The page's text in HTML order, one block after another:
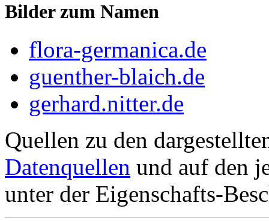
Bilder zum Namen
flora-germanica.de
guenther-blaich.de
gerhard.nitter.de
Quellen zu den
Datenquellen und auf den
unter der Eigenschafts-